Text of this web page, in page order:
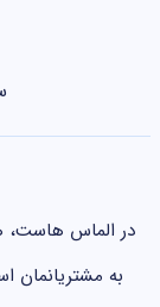
در الماس هاست،
به مشتریانمان